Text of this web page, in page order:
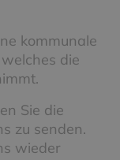
kommunale
die
Sie die
zu senden.
wieder